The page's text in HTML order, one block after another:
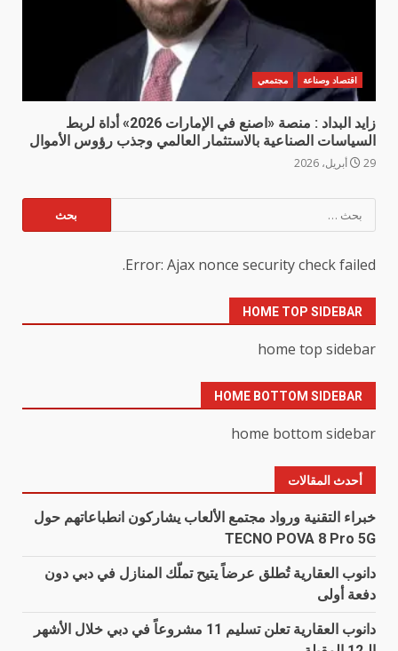
اقتصاد وصناعة مجتمعي
زايد البداد : منصة «اصنع في الإمارات 2026» أداة لربط
السياسات الصناعية بالاستثمار العالمي وجذب رؤوس الأموال
29 أبريل، 2026
عن:
Error: Ajax nonce security check failed.
HOME TOP SIDEBAR
home top sidebar
HOME BOTTOM SIDEBAR
home bottom sidebar
أحدث المقالات
خبراء التقنية ورواد مجتمع الألعاب يشاركون انطباعاتهم حول
TECNO POVA 8 Pro 5G
دانوب العقارية تُطلق عرضاً يتيح تملّك المنازل في دبي دون
دفعة أولى
دانوب العقارية تعلن تسليم 11 مشروعاً في دبي خلال الأشهر